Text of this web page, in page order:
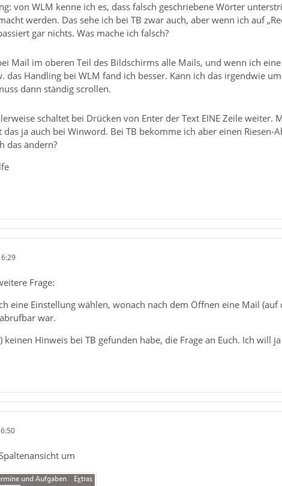
von WLM kenne ich es, dass falsch geschriebene Wörter
werden. Das sehe ich bei TB zwar auch, aber wenn ich auf
gar nichts. Was mache ich falsch?
Mail im oberen Teil des Bildschirms alle Mails, und wenn ich
das Handling bei WLM fand ich besser. Kann ich das irgendwie
dann ständig scrollen.
schaltet bei Drücken von Enter der Text EINE Zeile weiter.
das ja auch bei Winword. Bei TB bekomme ich aber einen
das ändern?
Frage:
eine Einstellung wählen, wonach nach dem Öffnen eine Mail
war.
keinen Hinweis bei TB gefunden habe, die Frage an Euch. Ich will
um